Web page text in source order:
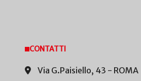
CONTATTI
Via G.Paisiello, 43 - ROMA